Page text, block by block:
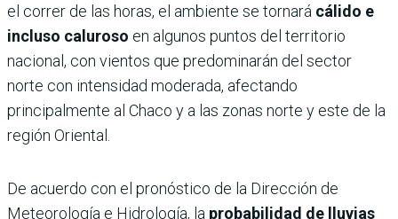
el correr de las horas, el ambiente se tornará cálido e
incluso caluroso en algunos puntos del territorio
nacional, con vientos que predominarán del sector
norte con intensidad moderada, afectando
principalmente al Chaco y a las zonas norte y este de la
región Oriental.
De acuerdo con el pronóstico de la Dirección de
Meteorología e Hidrología, la probabilidad de lluvias